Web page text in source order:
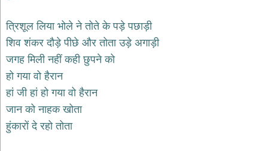
भजन
bhajans
जैन
भजन
jain
bhajans
दुर्गा
भजन
त्रिशूल लिया भोले ने तोते के पड़े पछाड़ी
शिव शंकर दौड़े पीछे और तोता उड़े अगाड़ी
जगह मिली नहीं कही छुपने को
हो गया वो हैरान
हां जी हां हो गया वो हैरान
जान को नाहक खोता
हुंकारों दे रहो तोता